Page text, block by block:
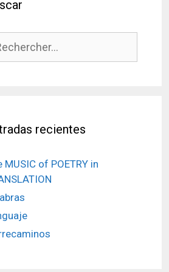
recientes
MUSIC of POETRY in